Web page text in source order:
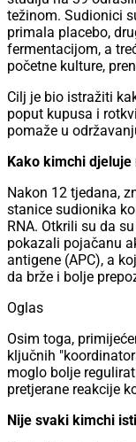
težinom. Sudionici
primala placebo,
fermentacijom, a
početne kulture,
Cilj je bio istražiti
poput kupusa i
pomaže u
Kako kimchi
Nakon 12 tjedana,
stanice sudionika
RNA. Otkrili su da
pokazali pojačanu
antigene (APC), a
da brže i bolje
Oglas
Osim toga,
ključnih
moglo bolje
pretjerane reakcije
Nije svaki kimchi isti